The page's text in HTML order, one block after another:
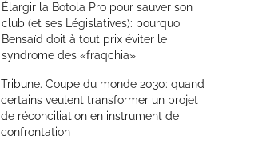
Élargir la Botola Pro pour sauver son
club (et ses Législatives): pourquoi
Bensaïd doit à tout prix éviter le
syndrome des «fraqchia»
Tribune. Coupe du monde 2030: quand
certains veulent transformer un projet
de réconciliation en instrument de
confrontation